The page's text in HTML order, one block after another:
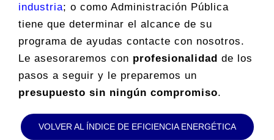
industria; o como Administración Pública
tiene que determinar el alcance de su
programa de ayudas contacte con nosotros.
Le asesoraremos con profesionalidad de los
pasos a seguir y le preparemos un
presupuesto sin ningún compromiso.
VOLVER AL ÍNDICE DE EFICIENCIA ENERGÉTICA